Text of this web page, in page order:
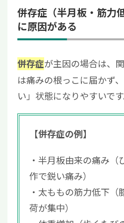
併存症（半月板・筋力
に原因がある
併存症が主因の場合は、
は痛みの根っこに届かず
い」状態になりやすいです
【併存症の例】
半月板由来の痛み（
作で鋭い痛み）
太ももの筋力低下（
荷が集中）